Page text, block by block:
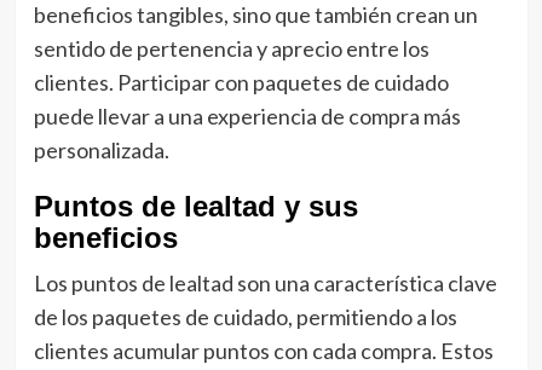
beneficios tangibles, sino que también crean un
sentido de pertenencia y aprecio entre los
clientes. Participar con paquetes de cuidado
puede llevar a una experiencia de compra más
personalizada.
Puntos de lealtad y sus
beneficios
Los puntos de lealtad son una característica clave
de los paquetes de cuidado, permitiendo a los
clientes acumular puntos con cada compra. Estos